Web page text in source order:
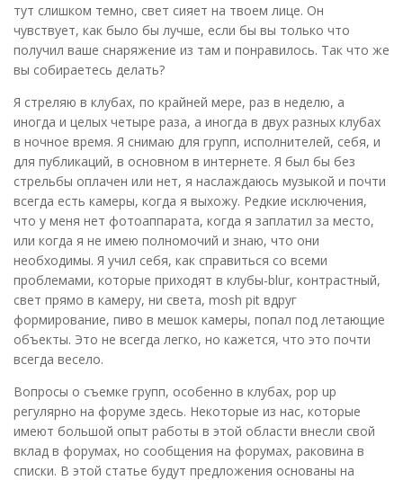
тут слишком темно, свет сияет на твоем лице. Он
чувствует, как было бы лучше, если бы вы только что
получил ваше снаряжение из там и понравилось. Так что же
вы собираетесь делать?
Я стреляю в клубах, по крайней мере, раз в неделю, а
иногда и целых четыре раза, а иногда в двух разных клубах
в ночное время. Я снимаю для групп, исполнителей, себя, и
для публикаций, в основном в интернете. Я был бы без
стрельбы оплачен или нет, я наслаждаюсь музыкой и почти
всегда есть камеры, когда я выхожу. Редкие исключения,
что у меня нет фотоаппарата, когда я заплатил за место,
или когда я не имею полномочий и знаю, что они
необходимы. Я учил себя, как справиться со всеми
проблемами, которые приходят в клубы-blur, контрастный,
свет прямо в камеру, ни света, mosh pit вдруг
формирование, пиво в мешок камеры, попал под летающие
объекты. Это не всегда легко, но кажется, что это почти
всегда весело.
Вопросы о съемке групп, особенно в клубах, pop up
регулярно на форуме здесь. Некоторые из нас, которые
имеют большой опыт работы в этой области внесли свой
вклад в форумах, но сообщения на форумах, раковина в
списки. В этой статье будут предложения основаны на